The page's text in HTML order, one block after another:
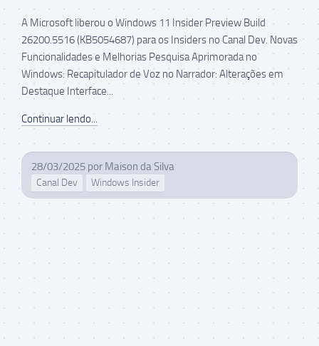
A Microsoft liberou o Windows 11 Insider Preview Build
26200.5516 (KB5054687) para os Insiders no Canal Dev. Novas
Funcionalidades e Melhorias Pesquisa Aprimorada no
Windows: Recapitulador de Voz no Narrador: Alterações em
Destaque Interface...
Continuar lendo...
28/03/2025 por Maison da Silva
Canal Dev Windows Insider